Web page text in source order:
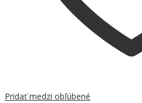
Pridať medzi obľúbené